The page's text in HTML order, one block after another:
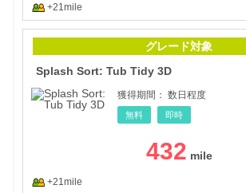
+21mile
グレード対象
Splash Sort: Tub Tidy 3D
獲得期間： 数日程度
無料 即時
432
+21mile